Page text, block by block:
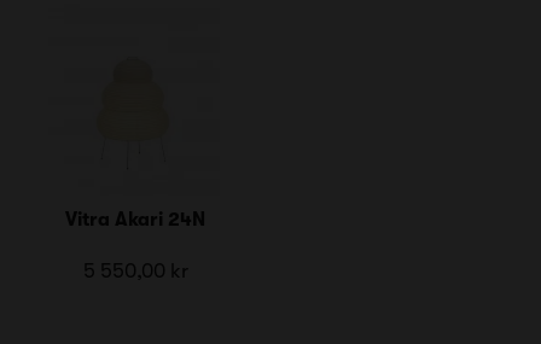
Vitra Akari 24N
5 550,00 kr